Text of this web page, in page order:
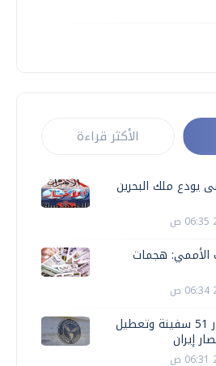
الأكثر قراءة
يودع ملك البحرين
الأممي: هجمات
"سنتكوم": تغيير مسار 51 سفينة وتعطيل
إيران